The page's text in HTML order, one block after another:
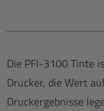
Die PFI-3100 Tinte
Drucker, die Wert
Druckergebnisse